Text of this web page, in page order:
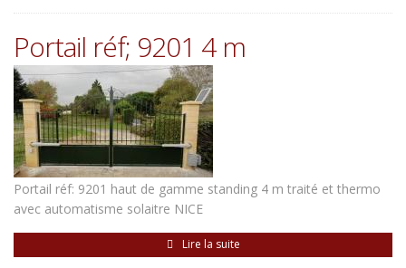
Portail réf; 9201 4 m
Portail réf: 9201 haut de gamme standing 4 m traité et thermo
avec automatisme solaitre NICE
Lire la suite